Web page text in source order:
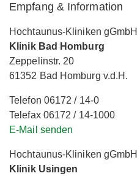
Empfang & Information
Hochtaunus-Kliniken gGmbH
Klinik Bad Homburg
Zeppelinstr. 20
61352 Bad Homburg v.d.H.
Telefon 06172 / 14-0
Telefax 06172 / 14-1000
E-Mail senden
Hochtaunus-Kliniken gGmbH
Klinik Usingen